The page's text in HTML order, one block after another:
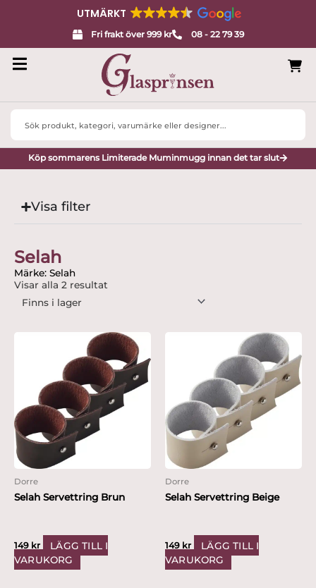
UTMÄRKT
Fri frakt över 999 kr 08 - 22 79 39
Search
Köp sommarens Limiterade Muminmugg innan det tar slut
Visa filter
Selah
Märke: Selah
Visar alla 2 resultat
Dorre
Selah Servettring Brun
149 kr
LÄGG TILL I
VARUKORG
Dorre
Selah Servettring Beige
149 kr
LÄGG TILL I
VARUKORG